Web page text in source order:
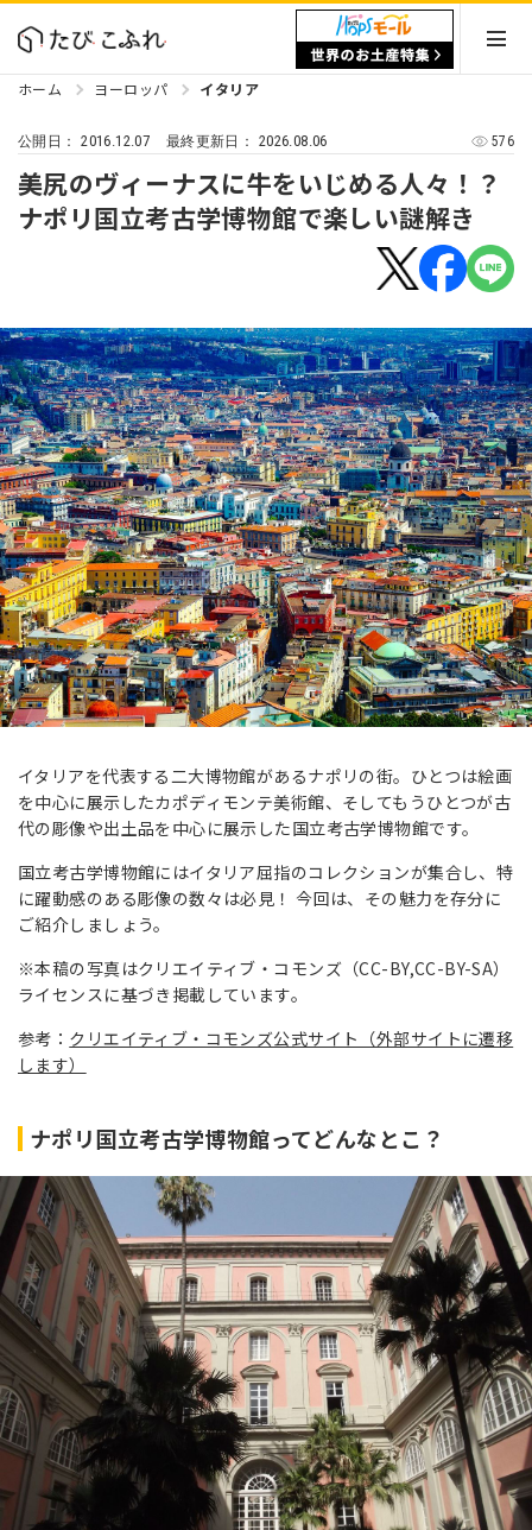
ホーム ヨーロッパ イタリア
公開日：2016.12.07 最終更新日： 2026.08.06 576
美尻のヴィーナスに牛をいじめる人々！？
ナポリ国立考古学博物館で楽しい謎解き
イタリアを代表する二大博物館があるナポリの街。ひとつは絵画
を中心に展示したカポディモンテ美術館、そしてもうひとつが古
代の彫像や出土品を中心に展示した国立考古学博物館です。
国立考古学博物館にはイタリア屈指のコレクションが集合し、特
に躍動感のある彫像の数々は必見！ 今回は、その魅力を存分に
ご紹介しましょう。
※本稿の写真はクリエイティブ・コモンズ（CC-BY,CC-BY-SA）
ライセンスに基づき掲載しています。
参考： クリエイティブ・コモンズ公式サイト（外部サイトに遷移
します）
ナポリ国立考古学博物館ってどんなとこ？